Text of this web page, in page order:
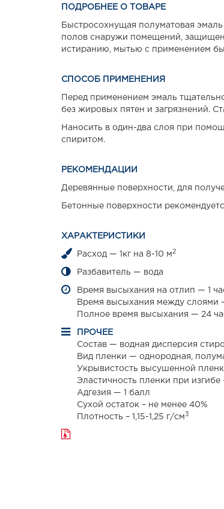
ПОДРОБНЕЕ О ТОВАРЕ
Быстросохнущая полуматовая
полов снаружи помещений,
истиранию, мытью с применением
СПОСОБ ПРИМЕНЕНИЯ
Перед применением эмаль
без жировых пятен и загрязнений.
Наносить в один-два слоя при
спиритом.
РЕКОМЕНДАЦИИ
Деревянные поверхности, для
Бетонные поверхности
ХАРАКТЕРИСТИКИ
Расход — 1кг на 8-10 м2
Разбавитель — вода
Время высыхания на отлип — 1
Время высыхания между слоями
Полное время высыхания — 24
ПРОЧЕЕ
Состав — водная дисперсия
Вид пленки — однородная,
Укрывистость высушенной
Эластичность пленки при изгибе
Адгезия — 1 балл
Сухой остаток – не менее 40%
Плотность – 1,15-1,25 г/см3